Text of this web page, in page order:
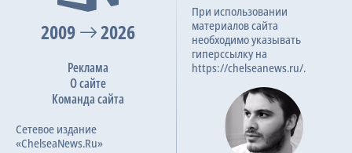
2009 2026
Реклама
О сайте
Команда сайта
Сетевое издание
«ChelseaNews.Ru»
При использовании
материалов сайта
необходимо указывать
гиперссылку на
https://chelseanews.ru/.